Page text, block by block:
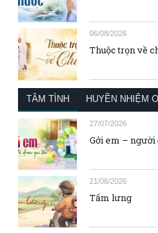
06/08/2026
Thuộc trọn về
TÂM TÌNH HUYỀN NHIỆM
27/07/2026
Gởi em – người
21/06/2026
Tấm lưng